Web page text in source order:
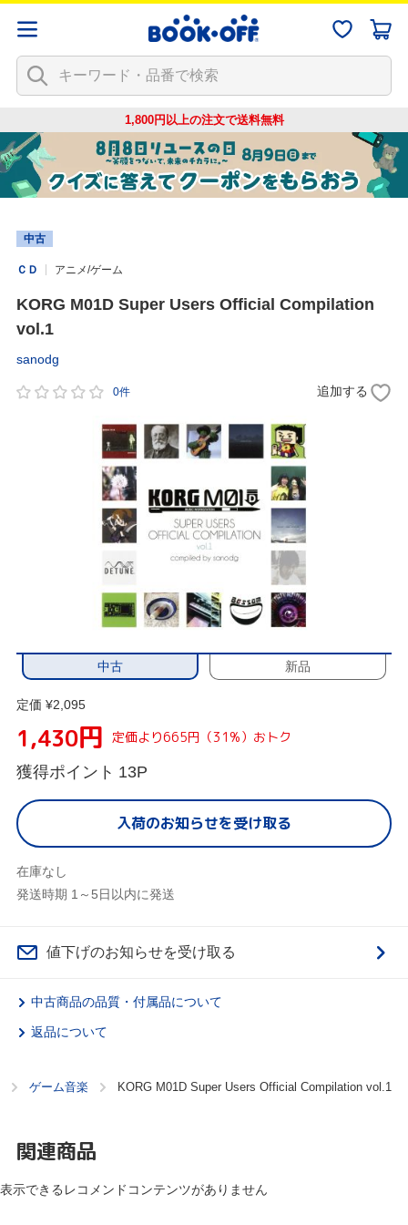
1,800円以上の注文で送料無料
中古
ＣＤ アニメ/ゲーム
KORG M01D Super Users Official Compilation
vol.1
sanodg
0件 追加する
中古 新品
定価 ¥2,095
1,430円 定価より665円（31%）おトク
獲得ポイント 13P
入荷のお知らせを受け取る
在庫なし
発送時期 1～5日以内に発送
値下げのお知らせを受け取る
中古商品の品質・付属品について
返品について
ゲーム音楽 KORG M01D Super Users Official Compilation vol.1
関連商品
表示できるレコメンドコンテンツがありません